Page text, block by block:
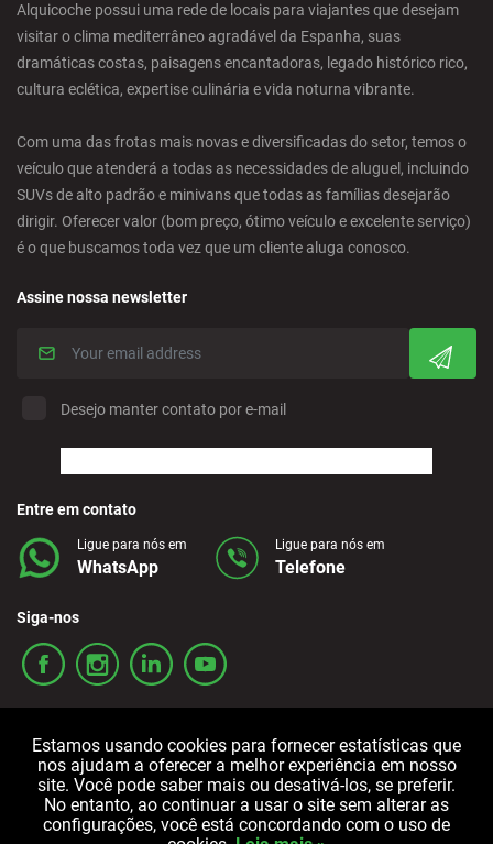
Alquicoche possui uma rede de locais para viajantes que desejam
visitar o clima mediterrâneo agradável da Espanha, suas
dramáticas costas, paisagens encantadoras, legado histórico rico,
cultura eclética, expertise culinária e vida noturna vibrante.
Com uma das frotas mais novas e diversificadas do setor, temos o
veículo que atenderá a todas as necessidades de aluguel, incluindo
SUVs de alto padrão e minivans que todas as famílias desejarão
dirigir. Oferecer valor (bom preço, ótimo veículo e excelente serviço)
é o que buscamos toda vez que um cliente aluga conosco.
Assine nossa newsletter
Desejo manter contato por e-mail
Entre em contato
Ligue para nós em
WhatsApp
Ligue para nós em
Telefone
Siga-nos
Termos e condições Política de privacidade Política de cookies
Estamos usando cookies para fornecer estatísticas que
nos ajudam a oferecer a melhor experiência em nosso
site. Você pode saber mais ou desativá-los, se preferir.
No entanto, ao continuar a usar o site sem alterar as
configurações, você está concordando com o uso de